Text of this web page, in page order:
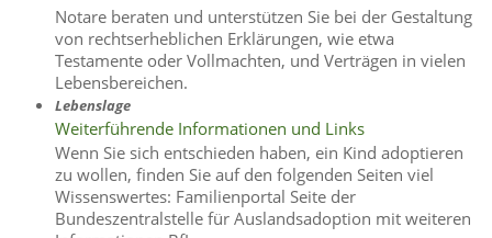
Notare beraten und unterstützen Sie bei der Gestaltung
von rechtserheblichen Erklärungen, wie etwa
Testamente oder Vollmachten, und Verträgen in vielen
Lebensbereichen.
Lebenslage
Weiterführende Informationen und Links
Wenn Sie sich entschieden haben, ein Kind adoptieren
zu wollen, finden Sie auf den folgenden Seiten viel
Wissenswertes: Familienportal Seite der
Bundeszentralstelle für Auslandsadoption mit weiteren